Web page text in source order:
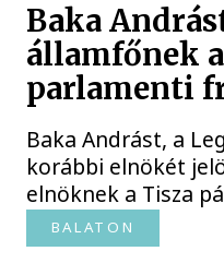
Baka
államfőnek
parlamenti
Baka Andrást, a
korábbi elnökét
elnöknek a Tisza
BALATON